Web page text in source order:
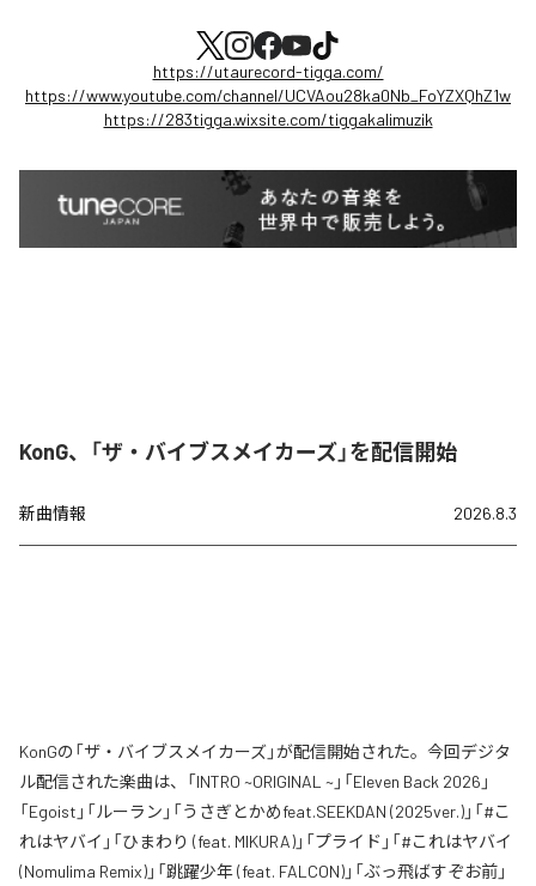
https://utaurecord-tigga.com/
https://www.youtube.com/channel/UCVAou28ka0Nb_FoYZXQhZ1w
https://283tigga.wixsite.com/tiggakalimuzik
KonG、「ザ・バイブスメイカーズ」を配信開始
新曲情報 2026.8.3
KonGの「ザ・バイブスメイカーズ」が配信開始された。今回デジタ
ル配信された楽曲は、「INTRO ~ORIGINAL ~」「Eleven Back 2026」
「Egoist」「ルーラン」「うさぎとかめfeat.SEEKDAN (2025ver.)」「#こ
れはヤバイ」「ひまわり (feat. MIKURA)」「プライド」「#これはヤバイ
(Nomulima Remix)」「跳躍少年 (feat. FALCON)」「ぶっ飛ばすぞお前」